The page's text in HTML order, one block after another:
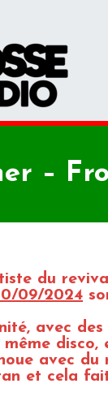
–
du
09/2024
avec
même
avec du
et cela